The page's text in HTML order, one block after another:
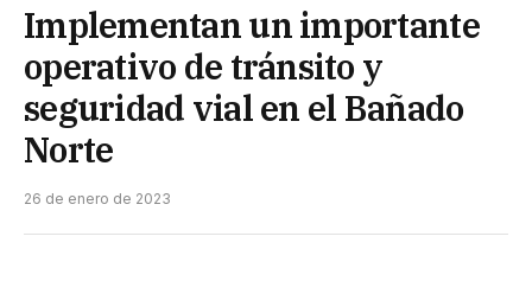
Implementan un importante
operativo de tránsito y
seguridad vial en el Bañado
Norte
26 de enero de 2023